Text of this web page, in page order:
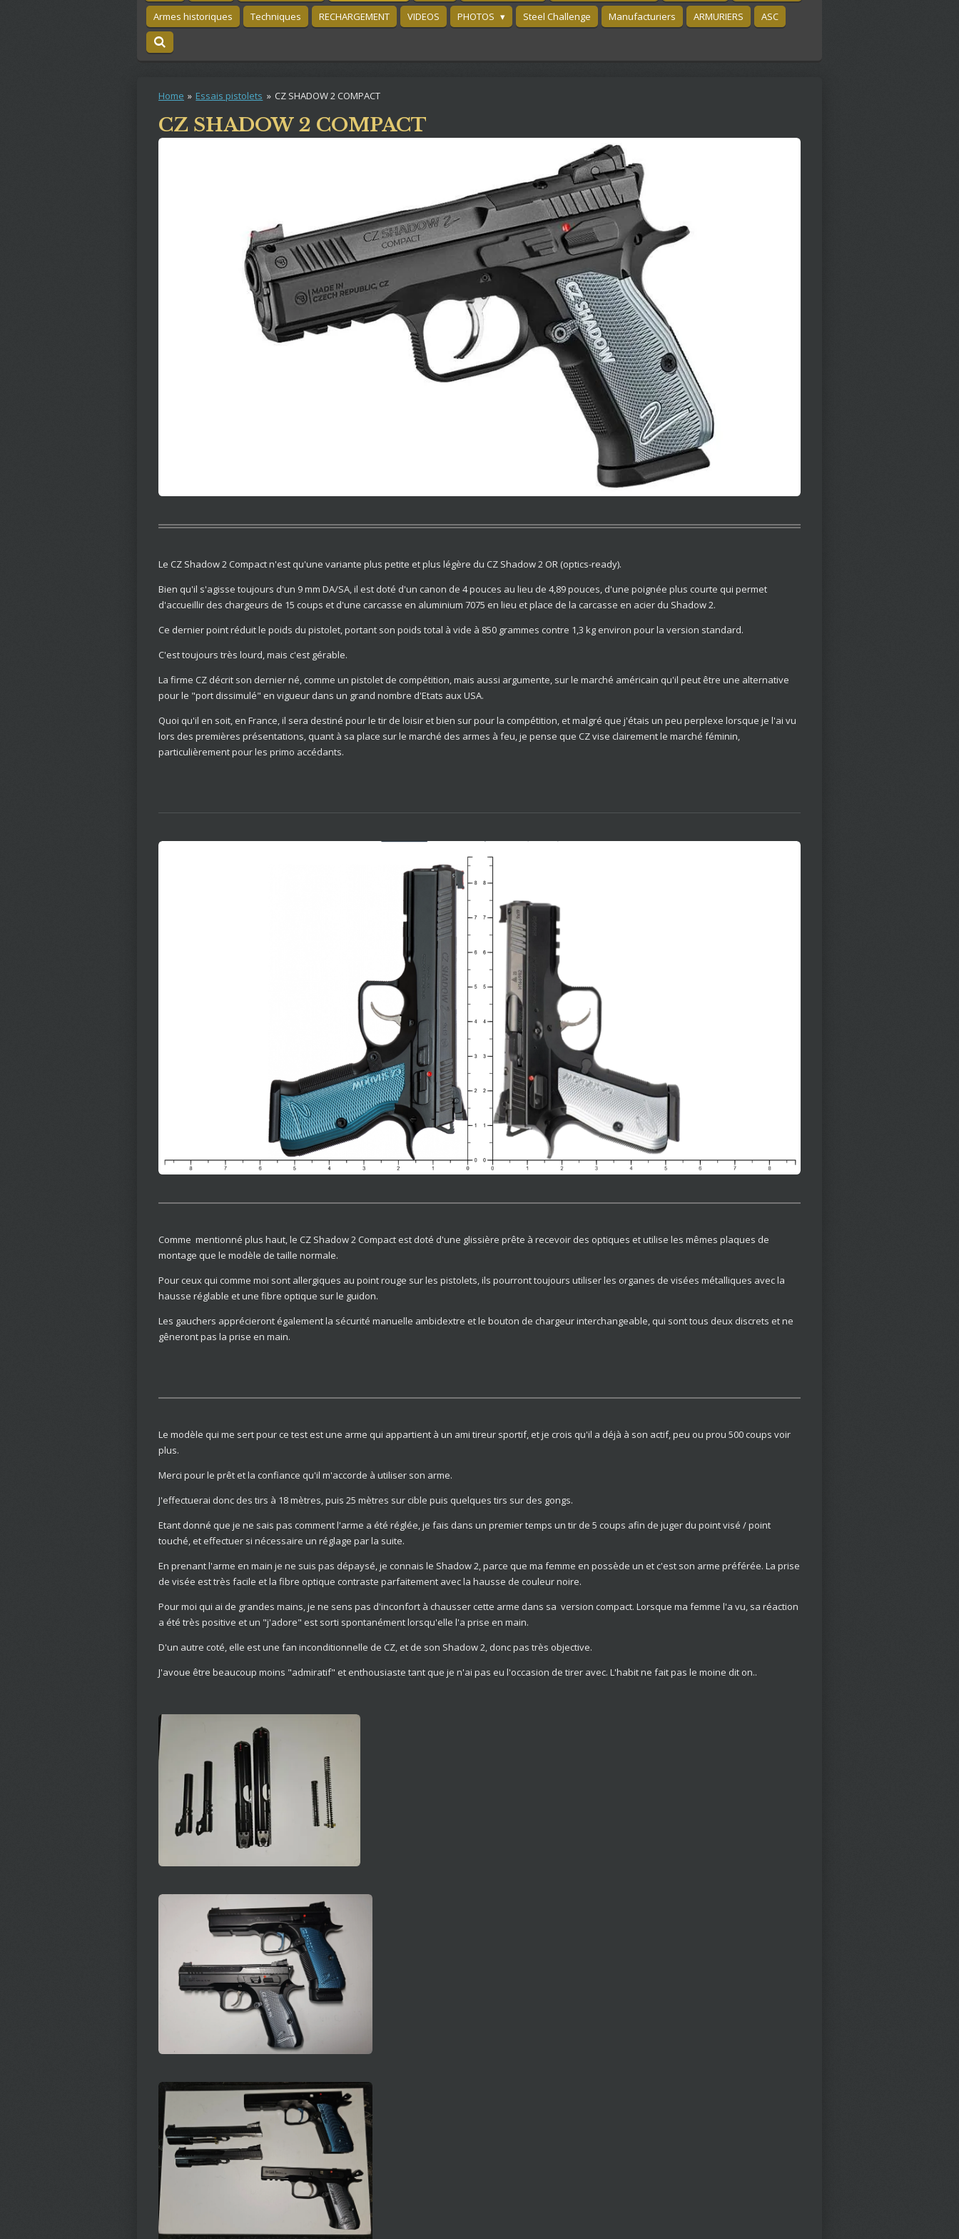
Armes historiques
Techniques RECHARGEMENT VIDEOS PHOTOS Steel Challenge Manufacturiers ARMURIERS ASC
Home » Essais pistolets » CZ SHADOW 2 COMPACT
CZ SHADOW 2 COMPACT
Le CZ Shadow 2 Compact n'est qu'une variante plus petite et plus légère du CZ Shadow 2 OR (optics-ready).
Bien qu'il s'agisse toujours d'un 9 mm DA/SA, il est doté d'un canon de 4 pouces au lieu de 4,89 pouces, d'une poignée plus courte qui permet
d'accueillir des chargeurs de 15 coups et d'une carcasse en aluminium 7075 en lieu et place de la carcasse en acier du Shadow 2.
Ce dernier point réduit le poids du pistolet, portant son poids total à vide à 850 grammes contre 1,3 kg environ pour la version standard.
C'est toujours très lourd, mais c'est gérable.
La firme CZ décrit son dernier né, comme un pistolet de compétition, mais aussi argumente, sur le marché américain qu'il peut être une alternative
pour le "port dissimulé" en vigueur dans un grand nombre d'Etats aux USA.
Quoi qu'il en soit, en France, il sera destiné pour le tir de loisir et bien sur pour la compétition, et malgré que j'étais un peu perplexe lorsque je l'ai vu
lors des premières présentations, quant à sa place sur le marché des armes à feu, je pense que CZ vise clairement le marché féminin,
particulièrement pour les primo accédants.
Comme mentionné plus haut, le CZ Shadow 2 Compact est doté d'une glissière prête à recevoir des optiques et utilise les mêmes plaques de
montage que le modèle de taille normale.
Pour ceux qui comme moi sont allergiques au point rouge sur les pistolets, ils pourront toujours utiliser les organes de visées métalliques avec la
hausse réglable et une fibre optique sur le guidon.
Les gauchers apprécieront également la sécurité manuelle ambidextre et le bouton de chargeur interchangeable, qui sont tous deux discrets et ne
gêneront pas la prise en main.
Le modèle qui me sert pour ce test est une arme qui appartient à un ami tireur sportif, et je crois qu'il a déjà à son actif, peu ou prou 500 coups voir
plus.
Merci pour le prêt et la confiance qu'il m'accorde à utiliser son arme.
J'effectuerai donc des tirs à 18 mètres, puis 25 mètres sur cible puis quelques tirs sur des gongs.
Etant donné que je ne sais pas comment l'arme a été réglée, je fais dans un premier temps un tir de 5 coups afin de juger du point visé / point
touché, et effectuer si nécessaire un réglage par la suite.
En prenant l'arme en main je ne suis pas dépaysé, je connais le Shadow 2, parce que ma femme en possède un et c'est son arme préférée. La prise
de visée est très facile et la fibre optique contraste parfaitement avec la hausse de couleur noire.
Pour moi qui ai de grandes mains, je ne sens pas d'inconfort à chausser cette arme dans sa version compact. Lorsque ma femme l'a vu, sa réaction
a été très positive et un "j'adore" est sorti spontanément lorsqu'elle l'a prise en main.
D'un autre coté, elle est une fan inconditionnelle de CZ, et de son Shadow 2, donc pas très objective.
J'avoue être beaucoup moins "admiratif" et enthousiaste tant que je n'ai pas eu l'occasion de tirer avec. L'habit ne fait pas le moine dit on..